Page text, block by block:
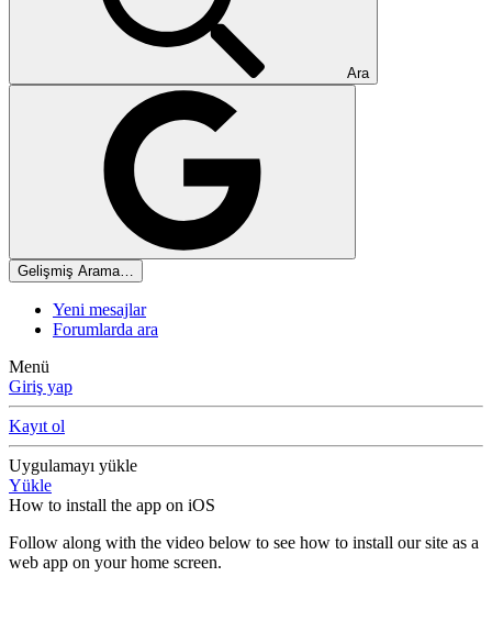
Ara
Gelişmiş Arama…
Yeni mesajlar
Forumlarda ara
Menü
Giriş yap
Kayıt ol
Uygulamayı yükle
Yükle
How to install the app on iOS
Follow along with the video below to see how to install our site as a
web app on your home screen.